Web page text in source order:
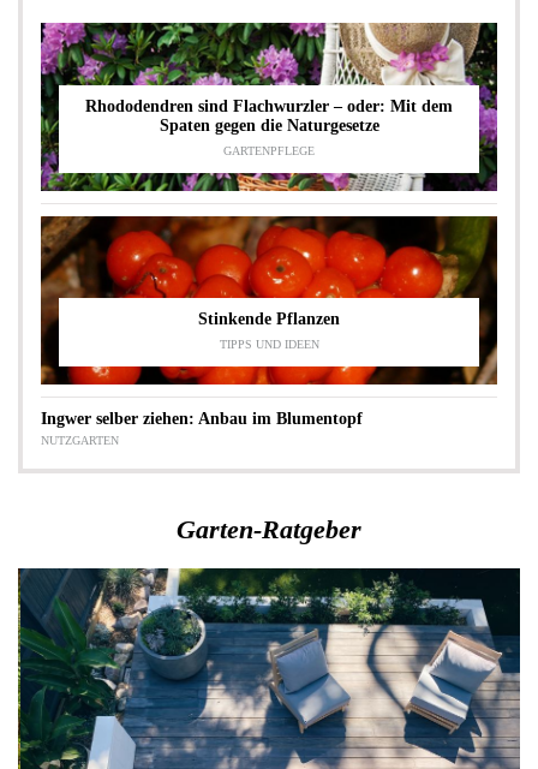
Rhododendren sind Flachwurzler – oder: Mit dem
Spaten gegen die Naturgesetze
GARTENPFLEGE
Stinkende Pflanzen
TIPPS UND IDEEN
Ingwer selber ziehen: Anbau im Blumentopf
NUTZGARTEN
Garten-Ratgeber